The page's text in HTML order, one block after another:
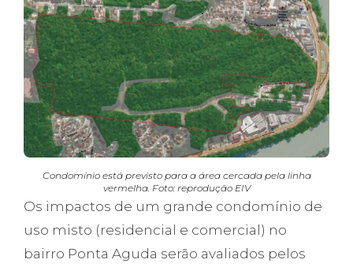
Condomínio está previsto para a área cercada pela linha
vermelha. Foto: reprodução EIV
Os impactos de um grande condomínio de
uso misto (residencial e comercial) no
bairro Ponta Aguda serão avaliados pelos